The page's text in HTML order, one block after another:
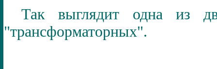
Так выглядит одна из
"трансформаторных".